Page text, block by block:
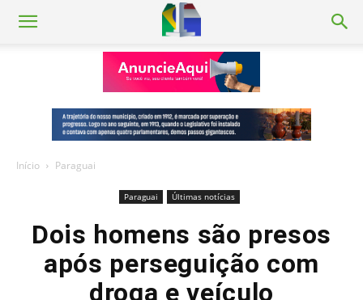
Início Paraguai
Paraguai Últimas notícias
Dois homens são presos
após perseguição com
droga e veículo